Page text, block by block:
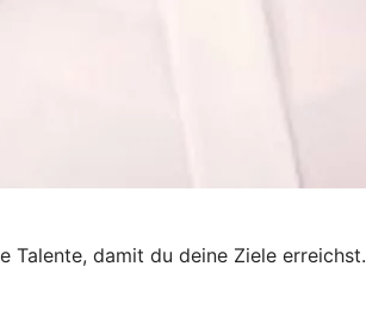
Talente, damit du deine Ziele erreichst.